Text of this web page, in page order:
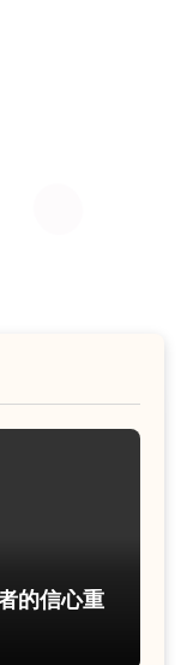
的信心重